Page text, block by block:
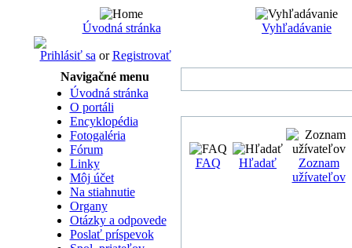
Úvodná stránka Vyhľadávanie
Prihlásiť sa orRegistrovať
Navigačné menu
Úvodná stránka
O portáli
Encyklopédia
Fotogaléria
Fórum
Linky
Môj účet
Na stiahnutie
Organy
Otázky a odpovede
Poslať príspevok
FAQ Hľadať
Zoznam
užívateľov